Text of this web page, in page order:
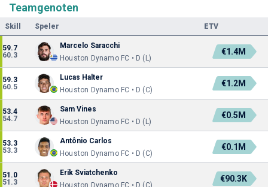
Teamgenoten
Skill Speler ETV
59.7
60.3
Marcelo Saracchi
Houston Dynamo FC • D (L)
€1.4M
59.3
60.5
Lucas Halter
Houston Dynamo FC • D (C)
€1.2M
53.4
54.7
Sam Vines
Houston Dynamo FC • D (L)
€0.5M
53.3
53.3
Antônio Carlos
Houston Dynamo FC • D (C)
€0.1M
51.0
51.3
Erik Sviatchenko
Houston Dynamo FC • D (C)
€90.3K